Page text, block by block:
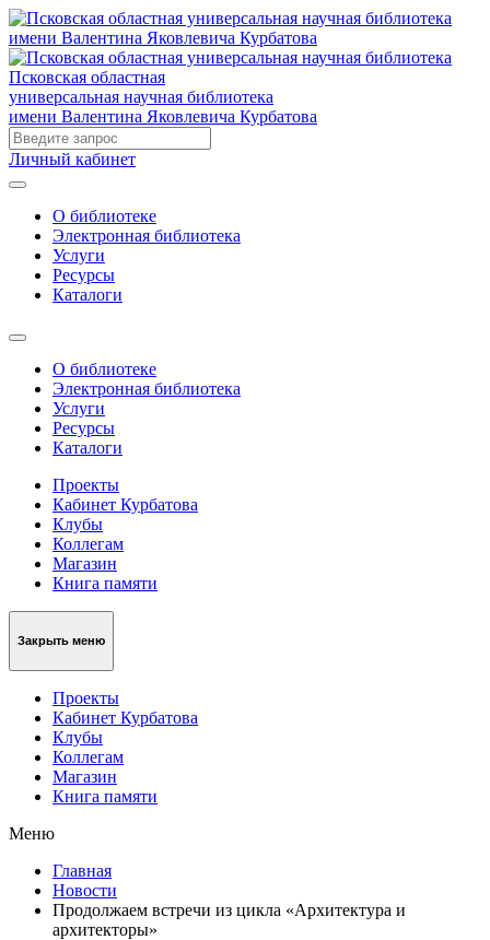
Псковская областная
универсальная научная библиотека
имени Валентина Яковлевича Курбатова
Личный кабинет
О библиотеке
Электронная библиотека
Услуги
Ресурсы
Каталоги
О библиотеке
Электронная библиотека
Услуги
Ресурсы
Каталоги
Проекты
Кабинет Курбатова
Клубы
Коллегам
Магазин
Книга памяти
Закрыть меню
Проекты
Кабинет Курбатова
Клубы
Коллегам
Магазин
Книга памяти
Меню
Главная
Новости
Продолжаем встречи из цикла «Архитектура и
архитекторы»